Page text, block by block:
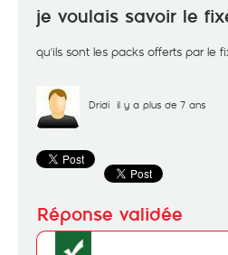
je voulais savoir le
qu'ils sont les packs offerts par le
Dridi il y a plus de 7 ans